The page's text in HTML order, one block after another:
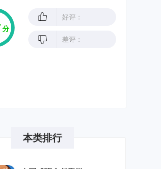
分
好评：
差评：
本类排行